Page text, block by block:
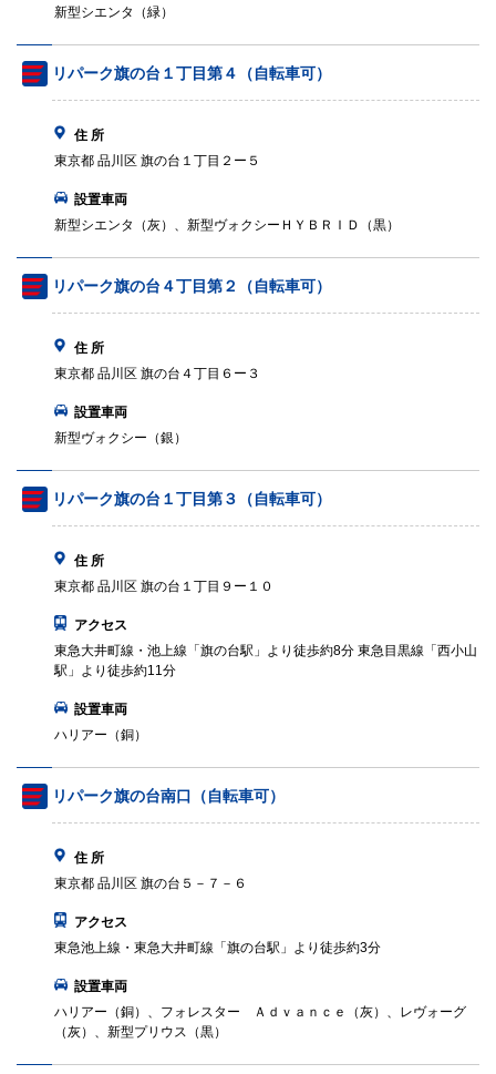
新型シエンタ（緑）
リパーク旗の台１丁目第４（自転車可）
住 所
東京都 品川区 旗の台１丁目２ー５
設置車両
新型シエンタ（灰）、新型ヴォクシーＨＹＢＲＩＤ（黒）
リパーク旗の台４丁目第２（自転車可）
住 所
東京都 品川区 旗の台４丁目６ー３
設置車両
新型ヴォクシー（銀）
リパーク旗の台１丁目第３（自転車可）
住 所
東京都 品川区 旗の台１丁目９ー１０
アクセス
東急大井町線・池上線「旗の台駅」より徒歩約8分 東急目黒線「西小山
駅」より徒歩約11分
設置車両
ハリアー（銅）
リパーク旗の台南口（自転車可）
住 所
東京都 品川区 旗の台５－７－６
アクセス
東急池上線・東急大井町線「旗の台駅」より徒歩約3分
設置車両
ハリアー（銅）、フォレスター Ａｄｖａｎｃｅ（灰）、レヴォーグ
（灰）、新型プリウス（黒）